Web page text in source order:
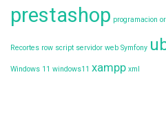
prestashop programacion
Recortes row script servidor web Symfony
Windows 11 windows11 xampp xml